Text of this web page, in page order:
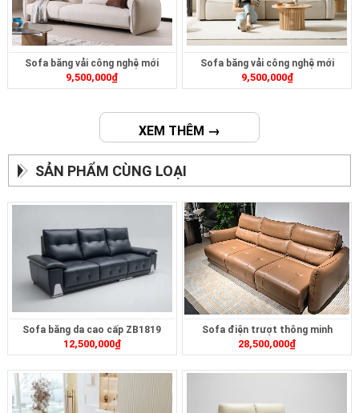
Sofa băng vải công nghệ mới
ZB472
9,500,000₫
Sofa băng vải công nghệ mới
ZB473
9,500,000₫
XEM THÊM →
SẢN PHẨM CÙNG LOẠI
Sofa băng da cao cấp ZB1819
12,500,000₫
Sofa điện trượt thông minh
ZT2628
28,500,000₫